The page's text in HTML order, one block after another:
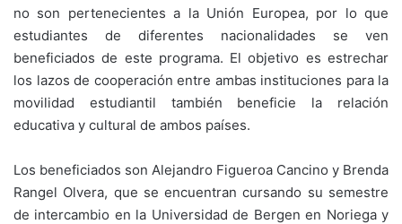
no son pertenecientes a la Unión Europea, por lo que
estudiantes de diferentes nacionalidades se ven
beneficiados de este programa. El objetivo es estrechar
los lazos de cooperación entre ambas instituciones para la
movilidad estudiantil también beneficie la relación
educativa y cultural de ambos países.
Los beneficiados son Alejandro Figueroa Cancino y Brenda
Rangel Olvera, que se encuentran cursando su semestre
de intercambio en la Universidad de Bergen en Noriega y